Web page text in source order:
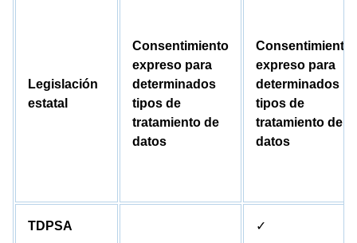
Pruébelo gratis
Legislación
estatal
Consentimiento
expreso para
determinados
tipos de
tratamiento de
datos
Consentimiento
expreso para
determinados
tipos de
tratamiento de
datos
TDPSA ✓